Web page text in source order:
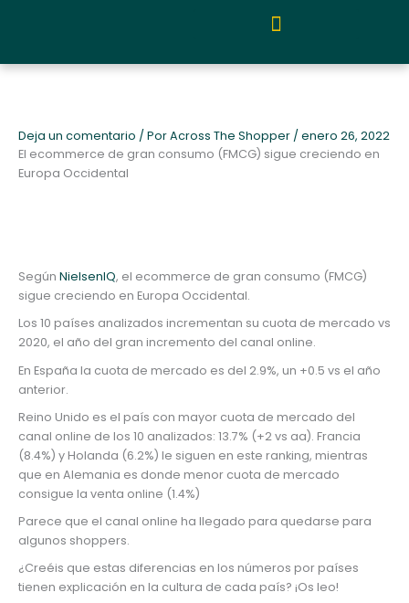
Deja un comentario / PorAcross The Shopper / enero 26, 2022
El ecommerce de gran consumo (FMCG) sigue creciendo en
Europa Occidental
Según NielsenIQ, el ecommerce de gran consumo (FMCG)
sigue creciendo en Europa Occidental.
Los 10 países analizados incrementan su cuota de mercado vs
2020, el año del gran incremento del canal online.
En España la cuota de mercado es del 2.9%, un +0.5 vs el año
anterior.
Reino Unido es el país con mayor cuota de mercado del
canal online de los 10 analizados: 13.7% (+2 vs aa). Francia
(8.4%) y Holanda (6.2%) le siguen en este ranking, mientras
que en Alemania es donde menor cuota de mercado
consigue la venta online (1.4%)
Parece que el canal online ha llegado para quedarse para
algunos shoppers.
¿Creéis que estas diferencias en los números por países
tienen explicación en la cultura de cada país? ¡Os leo!